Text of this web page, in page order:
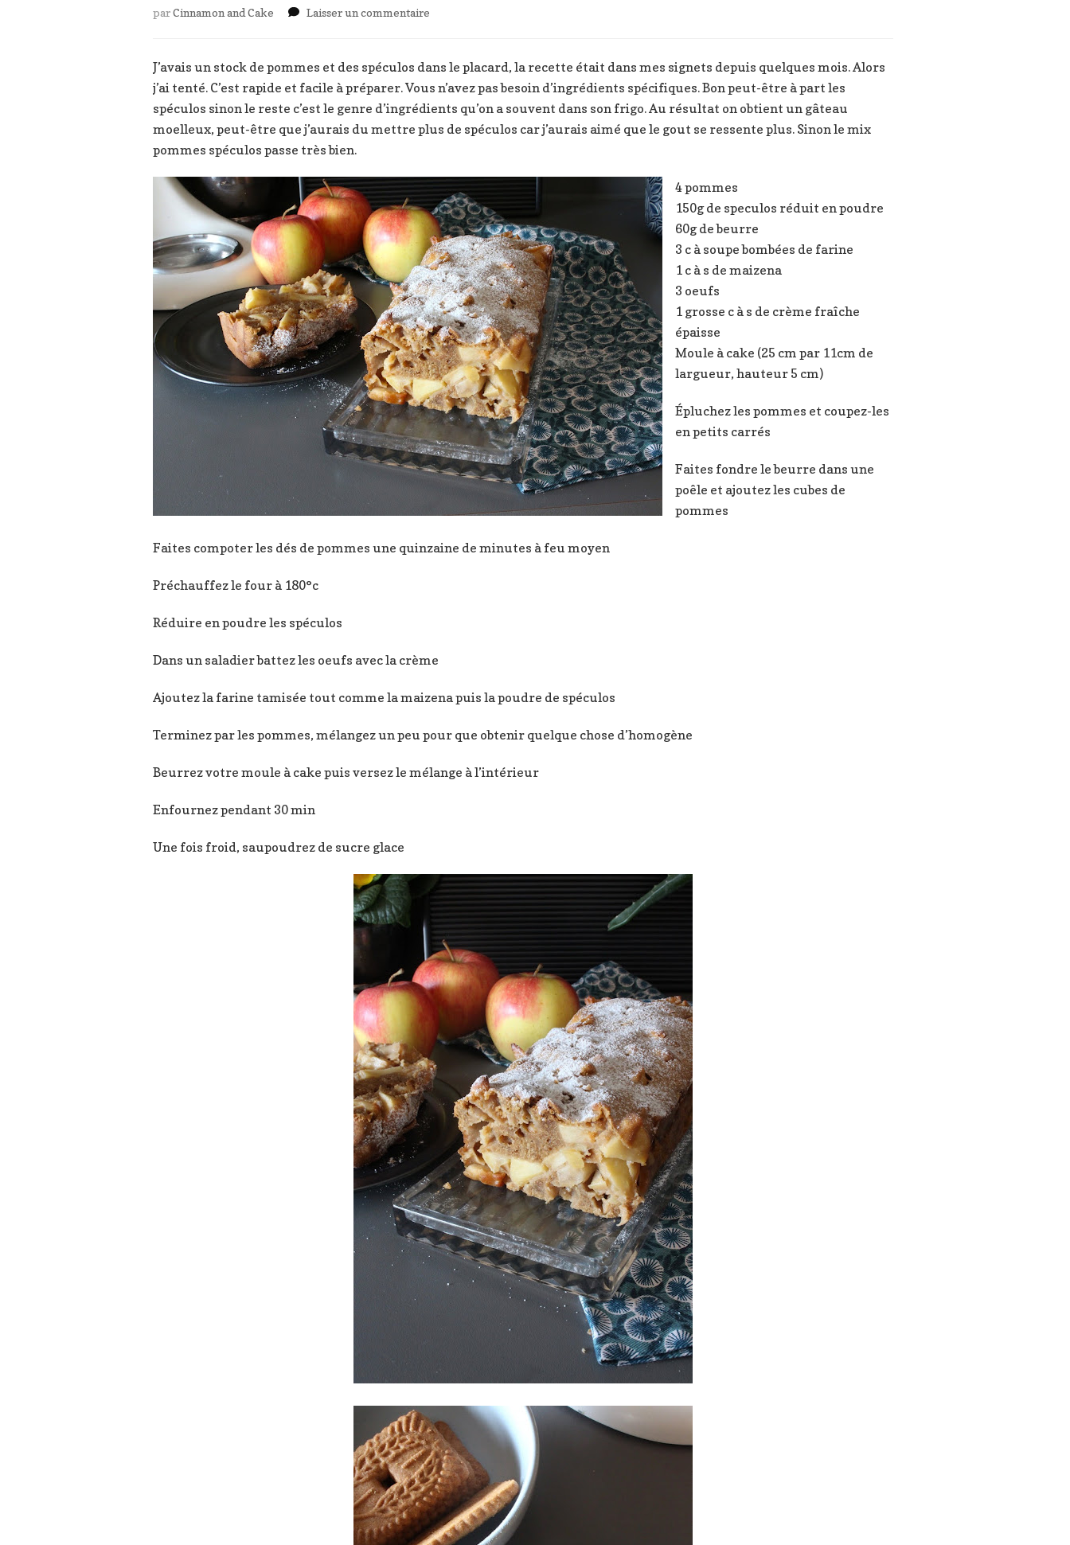
parCinnamon and Cake Laisser un commentaire
spéculos
J’avais un stock de pommes et des spéculos dans le placard, la recette était dans mes signets depuis quelques mois. Alors
j’ai tenté. C’est rapide et facile à préparer. Vous n’avez pas besoin d’ingrédients spécifiques. Bon peut-être à part les
spéculos sinon le reste c’est le genre d’ingrédients qu’on a souvent dans son frigo. Au résultat on obtient un gâteau
moelleux, peut-être que j’aurais du mettre plus de spéculos car j’aurais aimé que le gout se ressente plus. Sinon le mix
pommes spéculos passe très bien.
4 pommes
150g de speculos réduit en poudre
60g de beurre
3 c à soupe bombées de farine
1 c à s de maizena
3 oeufs
1 grosse c à s de crème fraîche
épaisse
Moule à cake (25 cm par 11cm de
largueur, hauteur 5 cm)
Épluchez les pommes et coupez-les
en petits carrés
Faites fondre le beurre dans une
poêle et ajoutez les cubes de
pommes
Faites compoter les dés de pommes une quinzaine de minutes à feu moyen
Préchauffez le four à 180°c
Réduire en poudre les spéculos
Dans un saladier battez les oeufs avec la crème
Ajoutez la farine tamisée tout comme la maizena puis la poudre de spéculos
Terminez par les pommes, mélangez un peu pour que obtenir quelque chose d’homogène
Beurrez votre moule à cake puis versez le mélange à l’intérieur
Enfournez pendant 30 min
Une fois froid, saupoudrez de sucre glace